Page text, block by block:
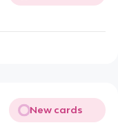
New cards